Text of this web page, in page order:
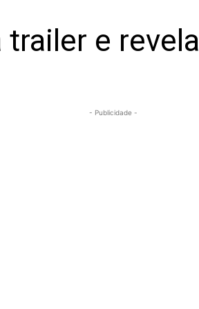
trailer e revela
- Publicidade -